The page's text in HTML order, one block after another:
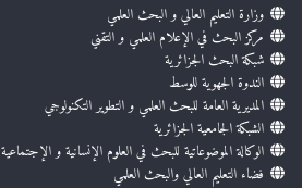
وزارة التعليم العالي و البحث العلمي
مركز البحث في الإعلام العلمي و التقني
شبكة البحث الجزائرية
الندوة الجهوية للوسط
المديرية العامة للبحث العلمي و التطوير التكنولوجي
الشبكة الجامعية الجزائرية
الوكالة الموضوعاتية للبحث في العلوم الإنسانية و الإجتماعية
فضاء التعليم العالي والبحث العلمي